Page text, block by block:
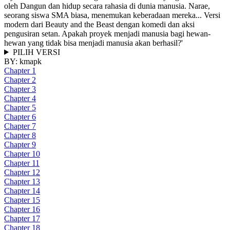
oleh Dangun dan hidup secara rahasia di dunia manusia. Narae,
seorang siswa SMA biasa, menemukan keberadaan mereka... Versi
modern dari Beauty and the Beast dengan komedi dan aksi
pengusiran setan. Apakah proyek menjadi manusia bagi hewan-
hewan yang tidak bisa menjadi manusia akan berhasil?'
PILIH VERSI
BY: kmapk
Chapter 1
Chapter 2
Chapter 3
Chapter 4
Chapter 5
Chapter 6
Chapter 7
Chapter 8
Chapter 9
Chapter 10
Chapter 11
Chapter 12
Chapter 13
Chapter 14
Chapter 15
Chapter 16
Chapter 17
Chapter 18